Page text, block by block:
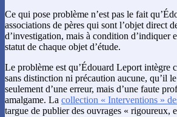
Ce qui pose problème n’est pas le fait
associations de pères qui sont l’objet direct
d’investigation, mais à condition d’indiquer
statut de chaque objet d’étude.
Le problème est qu’Édouard Leport intègre
sans distinction ni précaution aucune, qu’il
seulement d’une erreur, mais d’une faute
amalgame. La collection « Interventions »
targue de publier des ouvrages « rigoureux,